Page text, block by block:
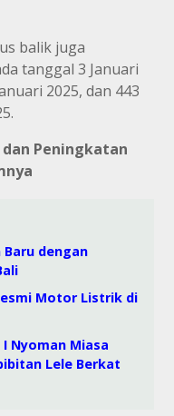
balik juga
tanggal 3 Januari
2025, dan 443
Peningkatan
Baru dengan
Motor Listrik di
Nyoman Miasa
Lele Berkat